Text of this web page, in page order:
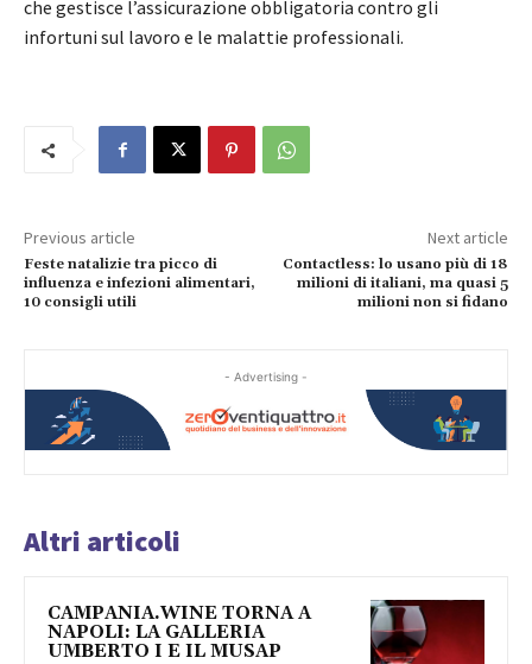
che gestisce l’assicurazione obbligatoria contro gli
infortuni sul lavoro e le malattie professionali.
Previous article
Feste natalizie tra picco di
influenza e infezioni alimentari,
10 consigli utili
Next article
Contactless: lo usano più di 18
milioni di italiani, ma quasi 5
milioni non si fidano
- Advertising -
Altri articoli
CAMPANIA.WINE TORNA A
NAPOLI: LA GALLERIA
UMBERTO I E IL MUSAP